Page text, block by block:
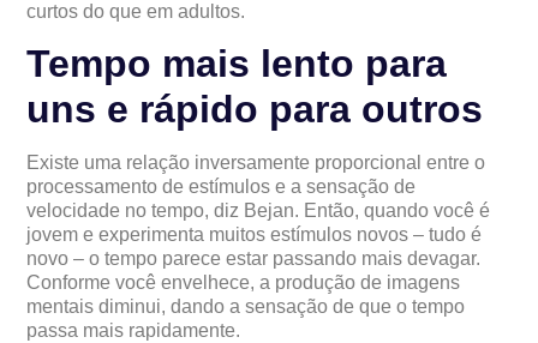
curtos do que em adultos.
Tempo mais lento para
uns e rápido para outros
Existe uma relação inversamente proporcional entre o
processamento de estímulos e a sensação de
velocidade no tempo, diz Bejan. Então, quando você é
jovem e experimenta muitos estímulos novos – tudo é
novo – o tempo parece estar passando mais devagar.
Conforme você envelhece, a produção de imagens
mentais diminui, dando a sensação de que o tempo
passa mais rapidamente.